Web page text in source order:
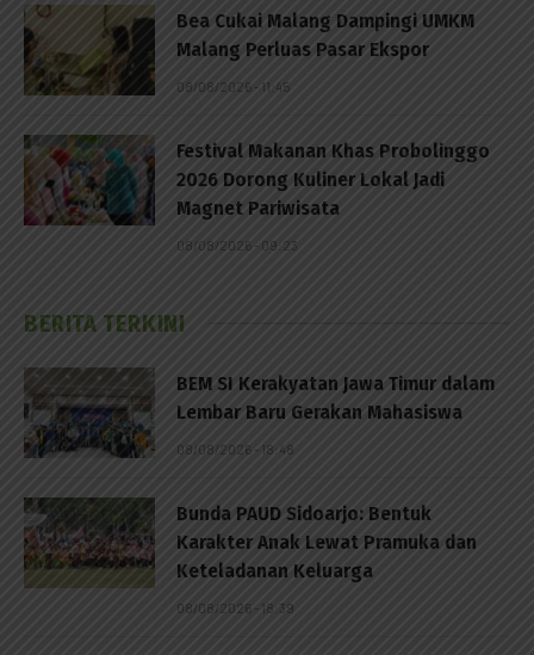
Bea Cukai Malang Dampingi UMKM
Malang Perluas Pasar Ekspor
08/08/2026 - 11:45
Festival Makanan Khas Probolinggo
2026 Dorong Kuliner Lokal Jadi
Magnet Pariwisata
08/08/2026 - 09:23
BERITA TERKINI
BEM SI Kerakyatan Jawa Timur dalam
Lembar Baru Gerakan Mahasiswa
08/08/2026 - 18:48
Bunda PAUD Sidoarjo: Bentuk
Karakter Anak Lewat Pramuka dan
Keteladanan Keluarga
08/08/2026 - 18:39